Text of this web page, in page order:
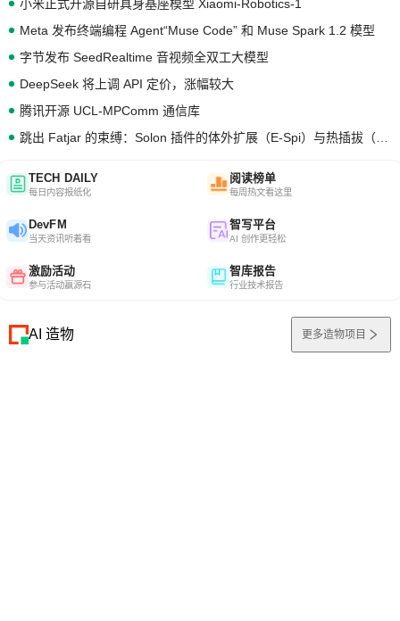
小米正式开源自研具身基座模型 Xiaomi-Robotics-1
Meta 发布终端编程 Agent“Muse Code” 和 Muse Spark 1.2 模型
字节发布 SeedRealtime 音视频全双工大模型
DeepSeek 将上调 API 定价，涨幅较大
腾讯开源 UCL-MPComm 通信库
TECH DAILY
每日内容报纸化
阅读榜单
每周热文看这里
DevFM
当天资讯听着看
智写平台
AI 创作更轻松
激励活动
参与活动赢源石
智库报告
行业技术报告
AI 造物 更多造物项目